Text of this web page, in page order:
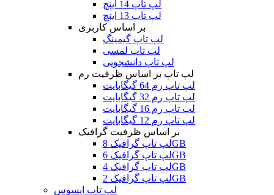
لپ تاپ 14 اینچ
لپ تاپ 13 اینچ
بر اساس کاربری
لپ تاپ گیمینگ
لپ تاپ لمسی
لپ تاپ دانشجویی
لپ تاپ بر اساس ظرفیت رم
لپ تاپ رم 64 گیگابایت
لپ تاپ رم 32 گیگابایت
لپ تاپ رم 16 گیگابایت
لپ تاپ رم 12 گیگابایت
بر اساس ظرفیت گرافیک
لپ تاپ گرافیک 8GB
لپ تاپ گرافیک 6GB
لپ تاپ گرافیک 4GB
لپ تاپ گرافیک 2GB
لپ تاپ ایسوس